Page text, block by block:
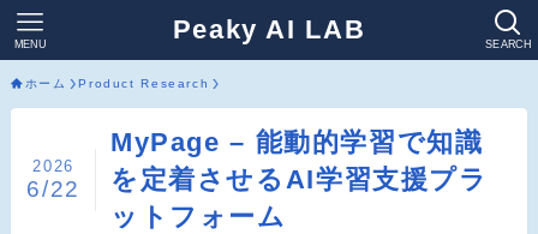
Peaky AI LAB SEARCH
MENU
ホーム Product Research
MyPage – 能動的学習で知識
を定着させるAI学習支援プラ
ットフォーム
2026
6/22